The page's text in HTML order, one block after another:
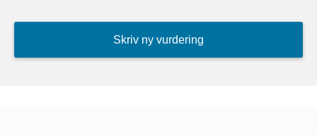
Skriv ny vurdering